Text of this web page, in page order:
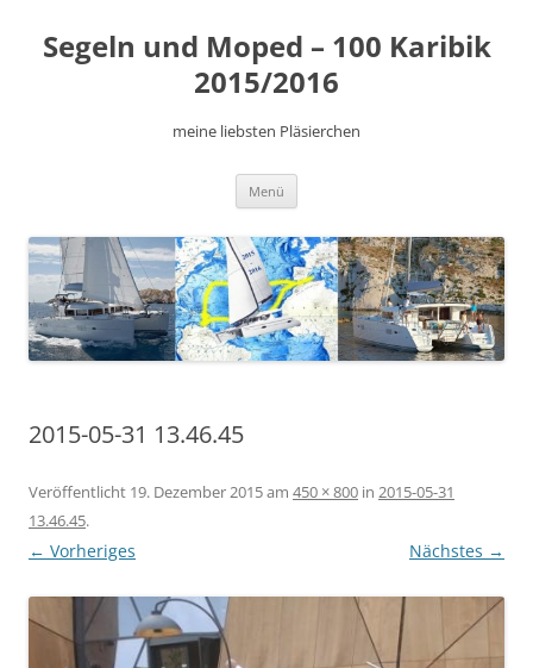
springen
Segeln und Moped – 100 Karibik
2015/2016
meine liebsten Pläsierchen
Menü
2015-05-31 13.46.45
Veröffentlicht 19. Dezember 2015am 450 × 800 in 2015-05-31
13.46.45.
← Vorheriges Nächstes →